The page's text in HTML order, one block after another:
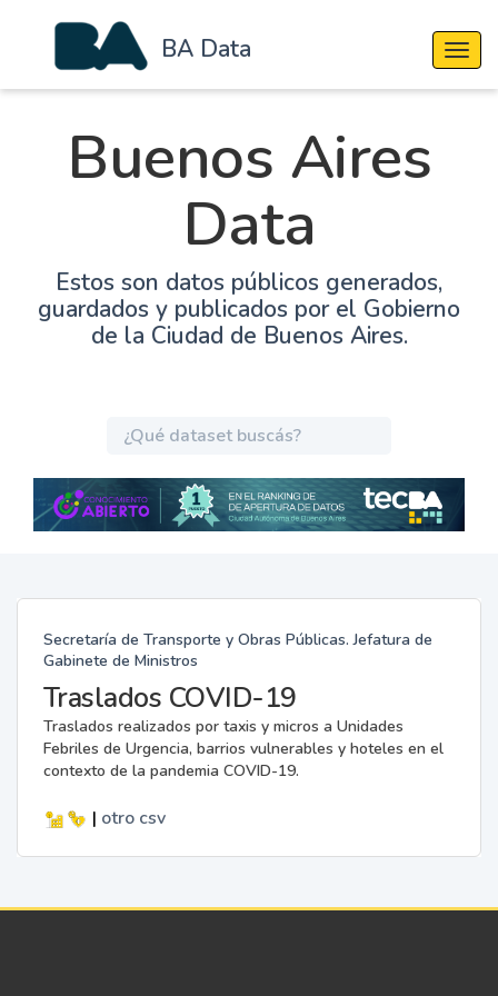
BA Data
Buenos Aires
Data
Estos son datos públicos generados,
guardados y publicados por el Gobierno
de la Ciudad de Buenos Aires.
Secretaría de Transporte y Obras Públicas. Jefatura de
Gabinete de Ministros
Traslados COVID-19
Traslados realizados por taxis y micros a Unidades
Febriles de Urgencia, barrios vulnerables y hoteles en el
contexto de la pandemia COVID-19.
| otro csv